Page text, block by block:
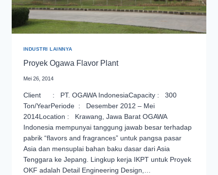
INDUSTRI LAINNYA
Proyek Ogawa Flavor Plant
Mei 26, 2014
Client : PT. OGAWA IndonesiaCapacity : 300
Ton/YearPeriode : Desember 2012 – Mei
2014Location : Krawang, Jawa Barat OGAWA
Indonesia mempunyai tanggung jawab besar terhadap
pabrik “flavors and fragrances” untuk pangsa pasar
Asia dan mensuplai bahan baku dasar dari Asia
Tenggara ke Jepang. Lingkup kerja IKPT untuk Proyek
OKF adalah Detail Engineering Design,…